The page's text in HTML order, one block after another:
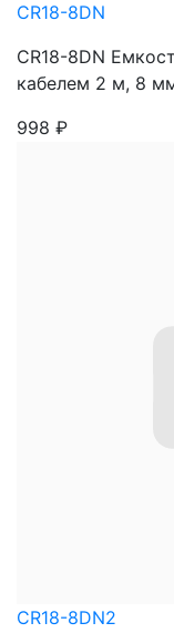
CR18-8DN
CR18-8DN
кабелем 2 м, 8
998 ₽
CR18-8DN2